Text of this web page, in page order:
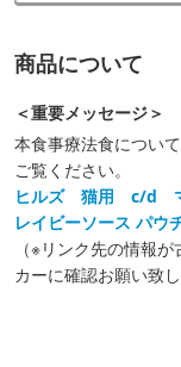
商品について
＜重要メッセージ＞
本食事療法食につい
ご覧ください。
ヒルズ 猫用 c/d マ
レイビーソース パウ
（※リンク先の情報
カーに確認お願い致し